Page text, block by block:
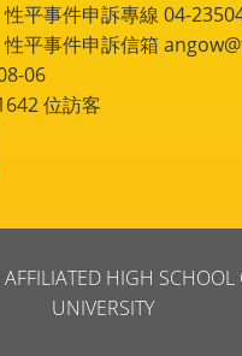
平事件申訴專線 04-
平事件申訴信箱
06
位訪客
HIGH
UNIVERSITY